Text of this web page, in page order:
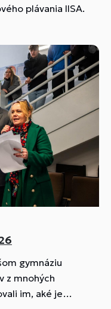
plávania IISA.
gymnáziu
z mnohých
im, aké je